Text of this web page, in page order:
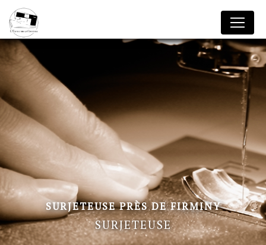
SURJETEUSE PRÈS DE FIRMINY
SURJETEUSE
Panneau de gestion des cookies